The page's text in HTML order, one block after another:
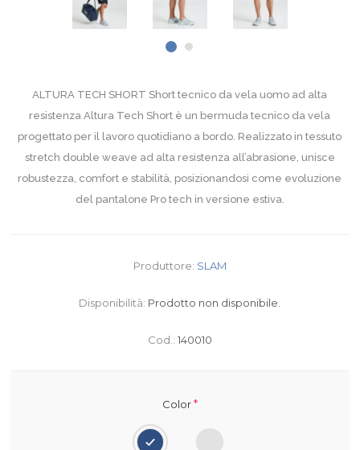
ALTURA TECH SHORT Short tecnico da vela uomo ad alta
resistenza Altura Tech Short è un bermuda tecnico da vela
progettato per il lavoro quotidiano a bordo. Realizzato in tessuto
stretch double weave ad alta resistenza all’abrasione, unisce
robustezza, comfort e stabilità, posizionandosi come evoluzione
del pantalone Pro tech in versione estiva.
Produttore: SLAM
Disponibilità: Prodotto non disponibile.
Cod.: 140010
Color*